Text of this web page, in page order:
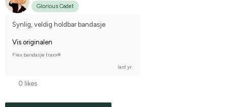
Glorious Cadet
Synlig, veldig holdbar bandasje
Vis originalen
Flex bandasje traxx®
last yr.
0 likes